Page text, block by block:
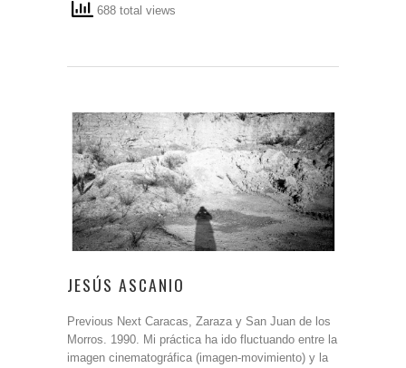
688 total views
JESÚS ASCANIO
Previous Next Caracas, Zaraza y San Juan de los
Morros. 1990. Mi práctica ha ido fluctuando entre la
imagen cinematográfica (imagen-movimiento) y la